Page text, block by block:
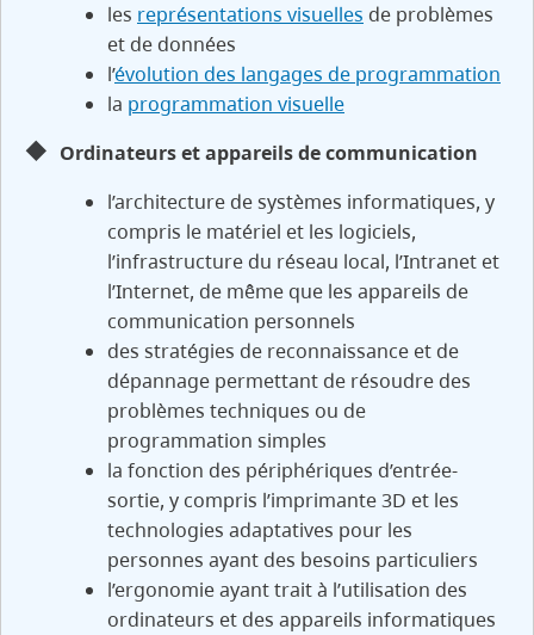
les représentations visuelles de problèmes
et de données
l’évolution des langages de programmation
la programmation visuelle
Ordinateurs et appareils de communication
l’architecture de systèmes informatiques, y
compris le matériel et les logiciels,
l’infrastructure du réseau local, l’Intranet et
l’Internet, de même que les appareils de
communication personnels
des stratégies de reconnaissance et de
dépannage permettant de résoudre des
problèmes techniques ou de
programmation simples
la fonction des périphériques d’entrée-
sortie, y compris l’imprimante 3D et les
technologies adaptatives pour les
personnes ayant des besoins particuliers
l’ergonomie ayant trait à l’utilisation des
ordinateurs et des appareils informatiques